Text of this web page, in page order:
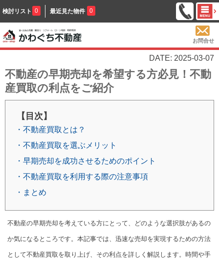
検討リスト 0 最近見た物件 0
お問合せ
DATE: 2025-03-07
不動産の早期売却を希望する方必見！不動
産買取の利点をご紹介
【目次】
・不動産買取とは？
・不動産買取を選ぶメリット
・早期売却を成功させるためのポイント
・不動産買取を利用する際の注意事項
・まとめ
不動産の早期売却を考えている方にとって、どのような選択肢があるの
か気になるところです。本記事では、迅速な売却を実現するための方法
として不動産買取を取り上げ、その利点を詳しく解説します。時間や手